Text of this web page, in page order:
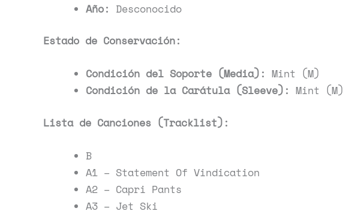
Año: Desconocido
Estado de Conservación:
Condición del Soporte (Media): Mint (M)
Condición de la Carátula (Sleeve): Mint (M)
Lista de Canciones (Tracklist):
B
A1 – Statement Of Vindication
A2 – Capri Pants
A3 – Jet Ski